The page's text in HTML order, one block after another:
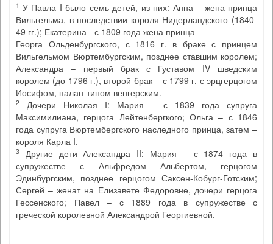
1 У Павла I было семь детей, из них: Анна – жена принца
Вильгельма, в последствии короля Нидерландского (1840-
49 гг.); Екатерина - с 1809 года жена принца
Георга Ольденбургского, с 1816 г. в браке с принцем
Вильгельмом Вюртембургским, позднее ставшим королем;
Александра – первый брак с Густавом IV шведским
королем (до 1796 г.), второй брак – с 1799 г. с эрцгерцогом
Иосифом, палан-тином венгерским.
2
Дочери Николая I: Мария – с 1839 года супруга
Максимилиана, герцога Лейтенбергкого; Ольга – с 1846
года супруга Вюртембергского наследного принца, затем –
короля Карла I.
3
Другие дети Александра II: Мария – с 1874 года в
супружестве с Альфредом Альбертом, герцогом
Эдинбургским, позднее герцогом Саксен-Кобург-Готским;
Сергей – женат на Елизавете Федоровне, дочери герцога
Гессенского; Павел – с 1889 года в супружестве с
греческой королевной Александрой Георгиевной.